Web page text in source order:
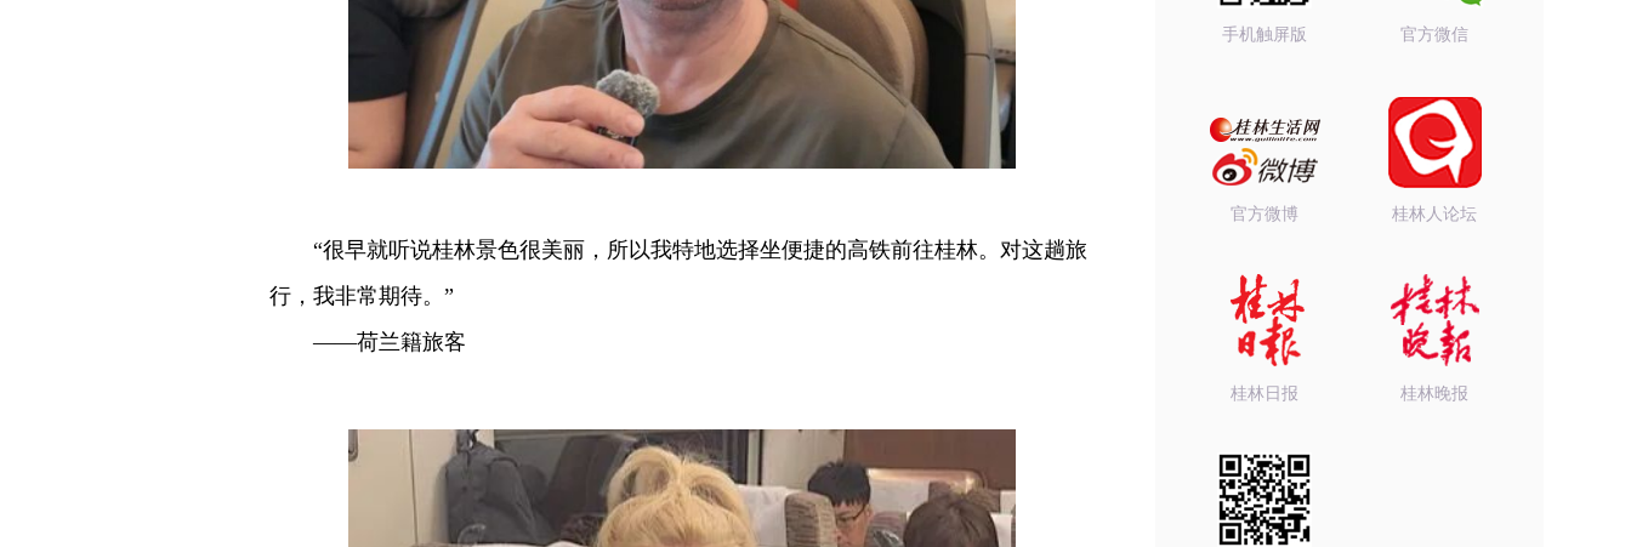
“很早就听说桂林景色很美丽，所以我特地选择坐便捷的高铁前往桂林。对这趟旅
行，我非常期待。”
——荷兰籍旅客
手机触屏版 官方微信
官方微博 桂林人论坛
桂林日报 桂林晚报